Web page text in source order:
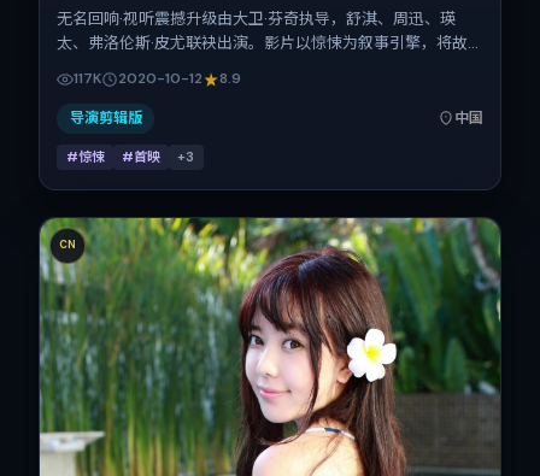
无名回响·视听震撼升级由大卫·芬奇执导，舒淇、周迅、瑛
太、弗洛伦斯·皮尤联袂出演。影片以惊悚为叙事引擎，将故
转。2020年10月12日于中国大陆首映（国庆档前后），片长
167分钟，适合喜欢强情节与细腻表演的观众。
117K 2020-10-12 8.9
导演剪辑版 中国
#惊悚 #首映 +3
CN